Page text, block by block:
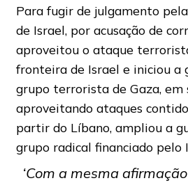
Para fugir de julgamento
de Israel, por acusação de
aproveitou o ataque
fronteira de Israel e iniciou a
grupo terrorista de Gaza, em
aproveitando ataques
partir do Líbano, ampliou a
grupo radical financiado pelo
‘Com a mesma